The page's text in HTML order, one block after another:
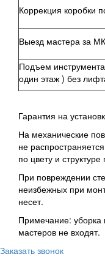
Коррекция коробки
Выезд мастера за
Подъем
один этаж ) без
Гарантия на
На механические
не
по цвету и
При повреждении
неизбежных при
несет.
Примечание: уборка
мастеров не входят.
Заказать звонок